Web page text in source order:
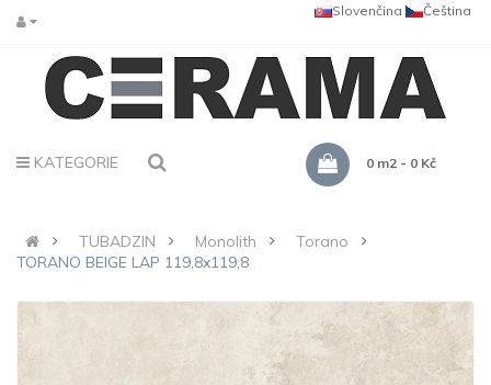
Čeština
Slovenčina
KATEGORIE 0 m2 - 0 Kč
TUBADZIN Monolith
Torano
TORANO BEIGE LAP 119,8x119,8